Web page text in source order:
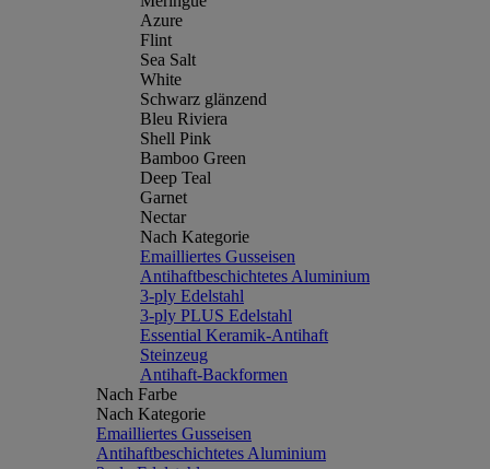
Azure
Flint
Sea Salt
White
Schwarz glänzend
Bleu Riviera
Shell Pink
Bamboo Green
Deep Teal
Garnet
Nectar
Nach Kategorie
Emailliertes Gusseisen
Antihaftbeschichtetes Aluminium
3-ply Edelstahl
3-ply PLUS Edelstahl
Essential Keramik-Antihaft
Steinzeug
Antihaft-Backformen
Nach Farbe
Nach Kategorie
Emailliertes Gusseisen
Antihaftbeschichtetes Aluminium